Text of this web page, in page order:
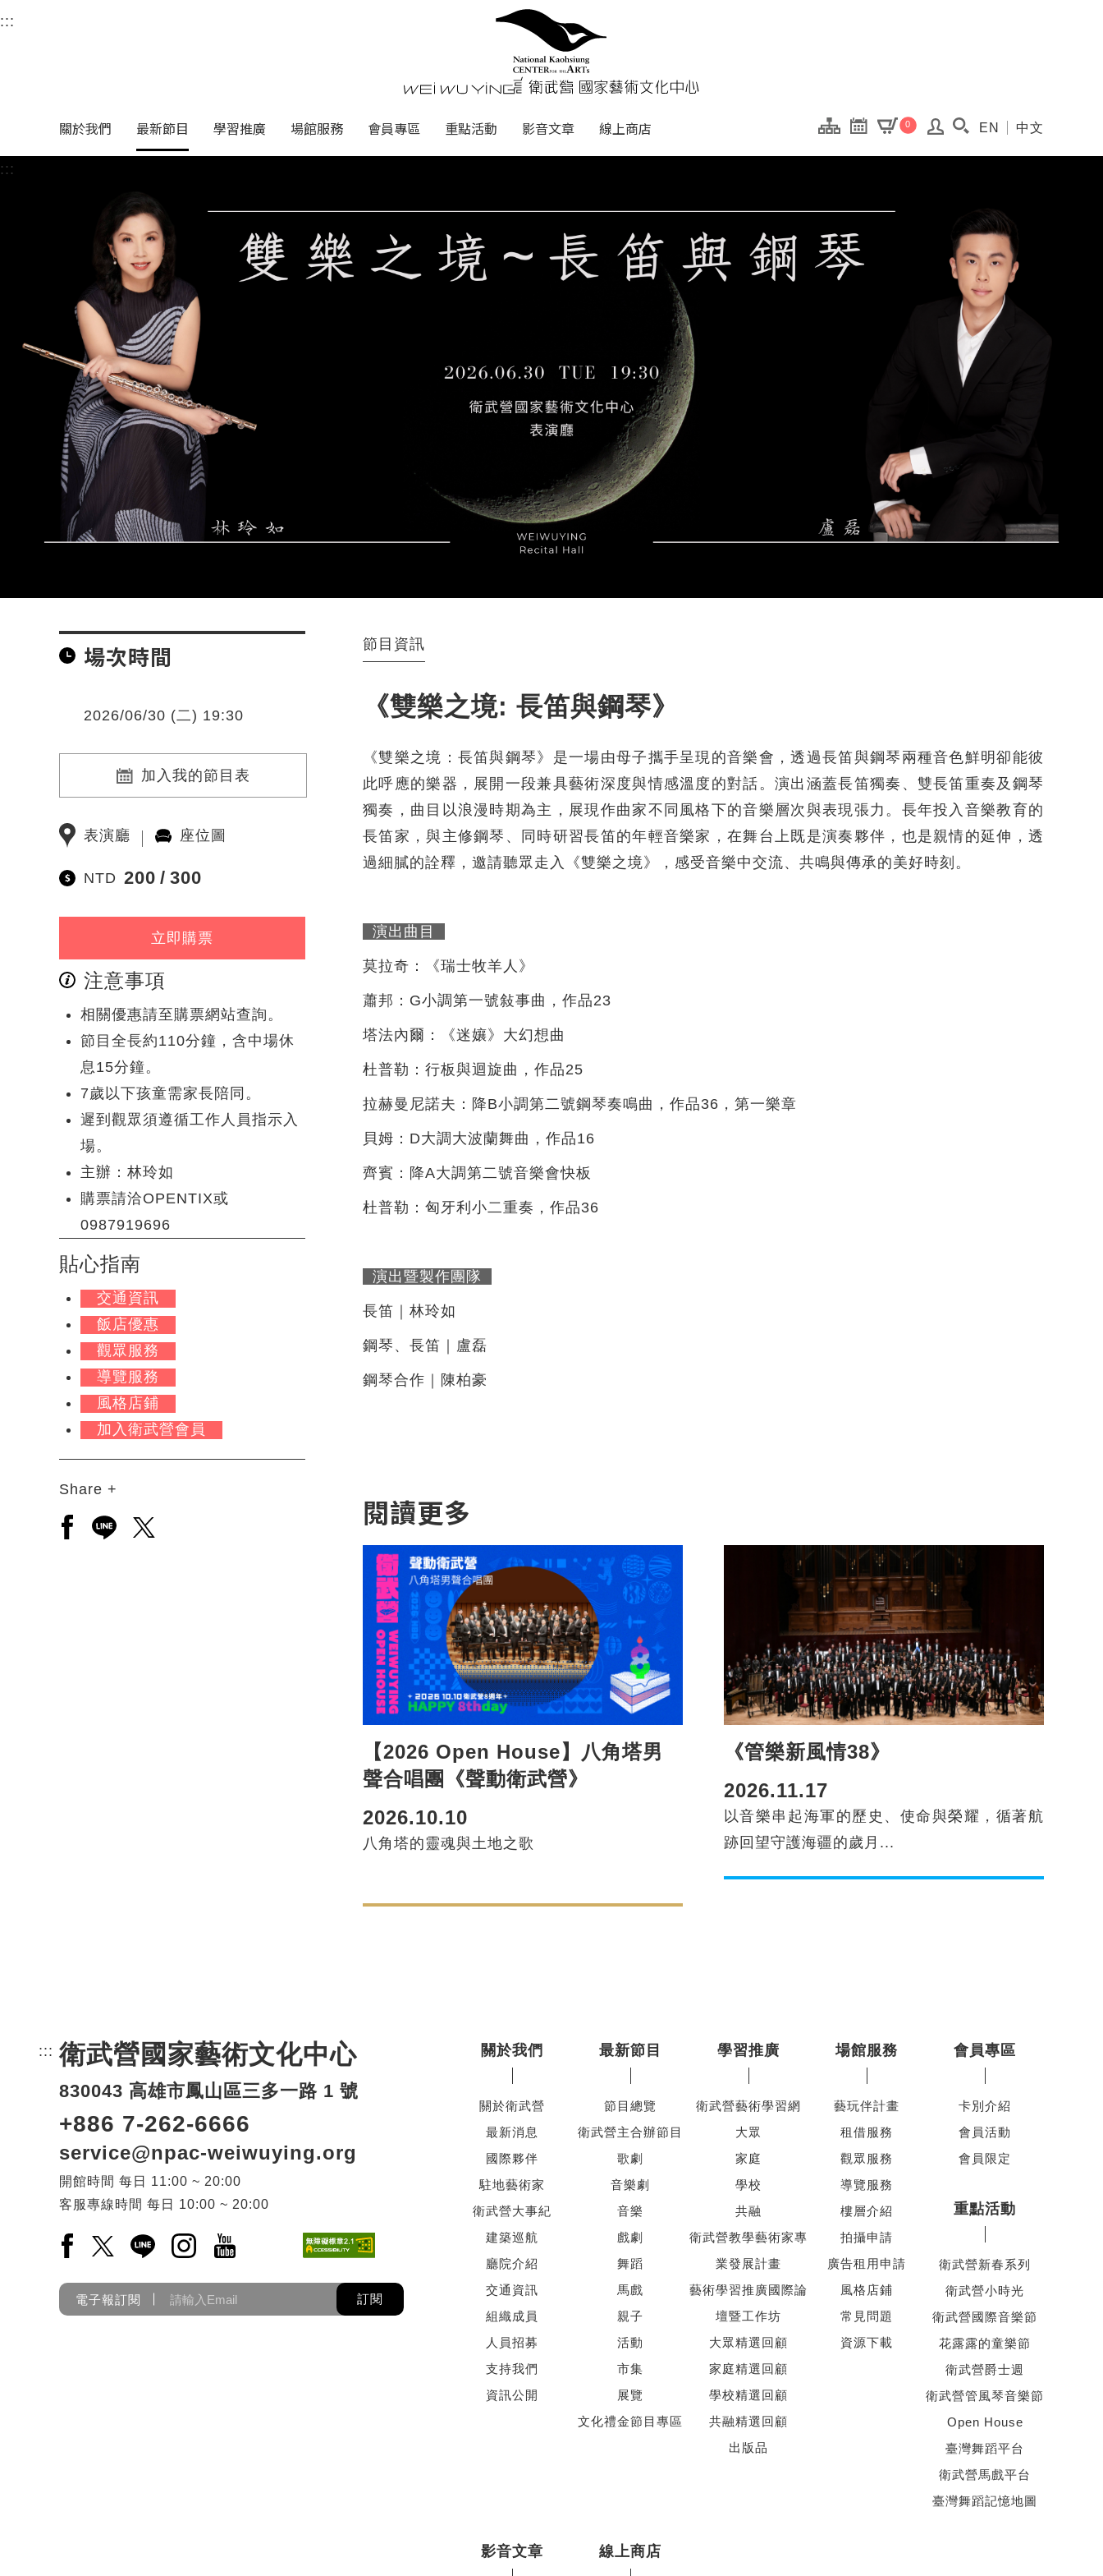
衛武營國家藝術文化中心
中央內容區塊，為本頁主要內容區。
::: 衛武營國家藝術文化中心 National
關於我們 最新節目 學習推廣 場館服務 會員專區 重點活動 影音文章 線上商店 0 搜尋(開啟搜尋視窗)
EN 中文
:::
場次時間
2026/06/30 (二) 19:30
加入我的節目表
表演廳 座位圖
NTD 200 300
立即購票
注意事項
相關優惠請至購票網站查詢。
節目全長約110分鐘，含中場休
息15分鐘。
7歲以下孩童需家長陪同。
遲到觀眾須遵循工作人員指示入
場。
主辦：林玲如
購票請洽OPENTIX或
0987919696
貼心指南
交通資訊
飯店優惠
觀眾服務
導覽服務
風格店鋪
加入衛武營會員
Share +
另開新視窗分享至facebook
另開新視窗分享至line
另開新視窗分享至twitter
節目資訊
《雙樂之境: 長笛與鋼琴》
《雙樂之境：長笛與鋼琴》是一場由母子攜手呈現的音樂會，透過長笛與鋼琴兩種音色鮮明卻能彼
此呼應的樂器，展開一段兼具藝術深度與情感溫度的對話。演出涵蓋長笛獨奏、雙長笛重奏及鋼琴
獨奏，曲目以浪漫時期為主，展現作曲家不同風格下的音樂層次與表現張力。長年投入音樂教育的
長笛家，與主修鋼琴、同時研習長笛的年輕音樂家，在舞台上既是演奏夥伴，也是親情的延伸，透
過細膩的詮釋，邀請聽眾走入《雙樂之境》，感受音樂中交流、共鳴與傳承的美好時刻。
演出曲目
莫拉奇：《瑞士牧羊人》
蕭邦：G小調第一號敍事曲，作品23
塔法內爾：《迷孃》大幻想曲
杜普勒：行板與迴旋曲，作品25
拉赫曼尼諾夫：降B小調第二號鋼琴奏鳴曲，作品36，第一樂章
貝姆：D大調大波蘭舞曲，作品16
齊賓：降A大調第二號音樂會快板
杜普勒：匈牙利小二重奏，作品36
演出暨製作團隊
長笛｜林玲如
鋼琴、長笛｜盧磊
鋼琴合作｜陳柏豪
閱讀更多
【2026 Open House】八角塔男
聲合唱團《聲動衛武營》
2026.10.10
八角塔的靈魂與土地之歌
《管樂新風情38》
2026.11.17
以音樂串起海軍的歷史、使命與榮耀，循著航
跡回望守護海疆的歲月...
::: 頁尾網站資訊。
衛武營國家藝術文化中心
830043 高雄市鳳山區三多一路 1 號
+886 7-262-6666
service@npac-weiwuying.org
開館時間 每日
11:00 ~ 20:00
客服專線時間 每日 10:00 ~ 20:00
Facebook(另開新視窗)
X(另開新視窗)
LINE(另開新視窗)
Instagram(另開新視窗)
YouTube(另開新視窗)
電子報訂閱 訂閱
關於我們
關於衛武營
最新消息
國際夥伴
駐地藝術家
衛武營大事紀
建築巡航
廳院介紹
交通資訊
組織成員
人員招募
支持我們
資訊公開
最新節目
節目總覽
衛武營主合辦節目
歌劇
音樂劇
音樂
戲劇
舞蹈
馬戲
親子
活動
市集
展覽
文化禮金節目專區
學習推廣
衛武營藝術學習網
大眾
家庭
學校
共融
衛武營教學藝術家專
業發展計畫
藝術學習推廣國際論
壇暨工作坊
大眾精選回顧
家庭精選回顧
學校精選回顧
共融精選回顧
出版品
場館服務
藝玩伴計畫
租借服務
觀眾服務
導覽服務
樓層介紹
拍攝申請
廣告租用申請
風格店鋪
常見問題
資源下載
會員專區
卡別介紹
會員活動
會員限定
重點活動
衛武營新春系列
衛武營小時光
衛武營國際音樂節
花露露的童樂節
衛武營爵士週
衛武營管風琴音樂節
Open House
臺灣舞蹈平台
衛武營馬戲平台
臺灣舞蹈記憶地圖
影音文章 線上商店